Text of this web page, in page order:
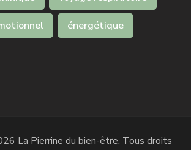
énergétique
La Pierrine du bien-être. Tous droits